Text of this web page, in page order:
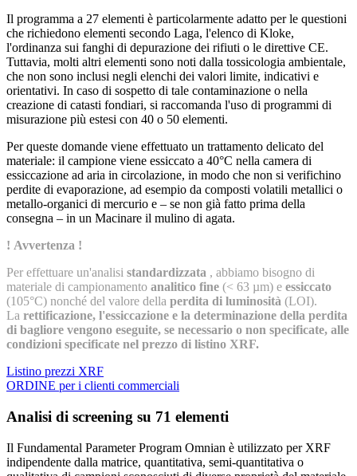
Il programma a 27 elementi è particolarmente adatto per le questioni
che richiedono elementi secondo Laga, l'elenco di Kloke,
l'ordinanza sui fanghi di depurazione dei rifiuti o le direttive CE.
Tuttavia, molti altri elementi sono noti dalla tossicologia ambientale,
che non sono inclusi negli elenchi dei valori limite, indicativi e
orientativi. In caso di sospetto di tale contaminazione o nella
creazione di catasti fondiari, si raccomanda l'uso di programmi di
misurazione più estesi con 40 o 50 elementi.
Per queste domande viene effettuato un trattamento delicato del
materiale: il campione viene essiccato a 40°C nella camera di
essiccazione ad aria in circolazione, in modo che non si verifichino
perdite di evaporazione, ad esempio da composti volatili metallici o
metallo-organici di mercurio e – se non già fatto prima della
consegna – in un Macinare il mulino di agata.
! Avvertenza !
Per effettuare un'analisi standardizzata , abbiamo bisogno di
materiale di campionamento analitico fine (< 63 µm) e essiccato
(105°C) nonché del valore della perdita di luminosità (LOI).
La rettificazione, l'essiccazione e la determinazione della perdita
di bagliore vengono eseguite, se necessario o non specificate, alle
condizioni specificate nel prezzo di listino XRF.
Listino prezzi XRF
ORDINE per i clienti commerciali
Analisi di screening su 71 elementi
Il Fundamental Parameter Program Omnian è utilizzato per XRF
indipendente dalla matrice, quantitativa, semi-quantitativa o